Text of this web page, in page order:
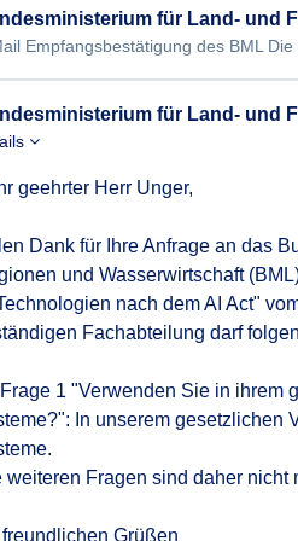
Richtlinien
Monate weiter
Grundlagen dafür bekannt zu
- Inakzeptable KI Technologien
welche die Schutzbedürftigkeit
mit Behinderung) ausnutzen
zum sogenannten social scoring
zum sogenannten predictive
wird)
zur Erstellung von Datenbanken
Gesichtsbildern (z. B. sog.
geehrter Herr Unger,
Dank für Ihre Anfrage an das
und Wasserwirtschaft
nach dem AI Act"
Fachabteilung darf
1 "Verwenden Sie in ihrem
In unserem gesetzlichen
weiteren Fragen sind daher nicht
freundlichen Grüßen